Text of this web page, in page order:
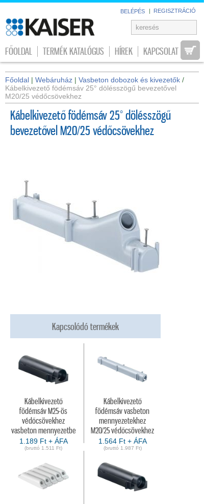
BELÉPÉS | REGISZTRÁCIÓ
FŐOLDAL TERMÉK KATALÓGUS HÍREK KAPCSOLAT
Főoldal | Webáruház | Vasbeton dobozok és kivezetők /
Kábelkivezető födémsáv 25° dölésszögű bevezetővel
M20/25 védőcsövekhez
Kábelkivezető födémsáv 25° dölésszögű
bevezetővel M20/25 védőcsövekhez
Kapcsolódó termékek
Kábelkivezető
födémsáv M25-ös
védőcsövekhez
vasbeton mennyezetbe
1.189 Ft + ÁFA
(bruttó 1.511 Ft)
Kábelkivezető
födémsáv vasbeton
mennyezetekhez
M20/25 védőcsövekhez
1.564 Ft + ÁFA
(bruttó 1.987 Ft)